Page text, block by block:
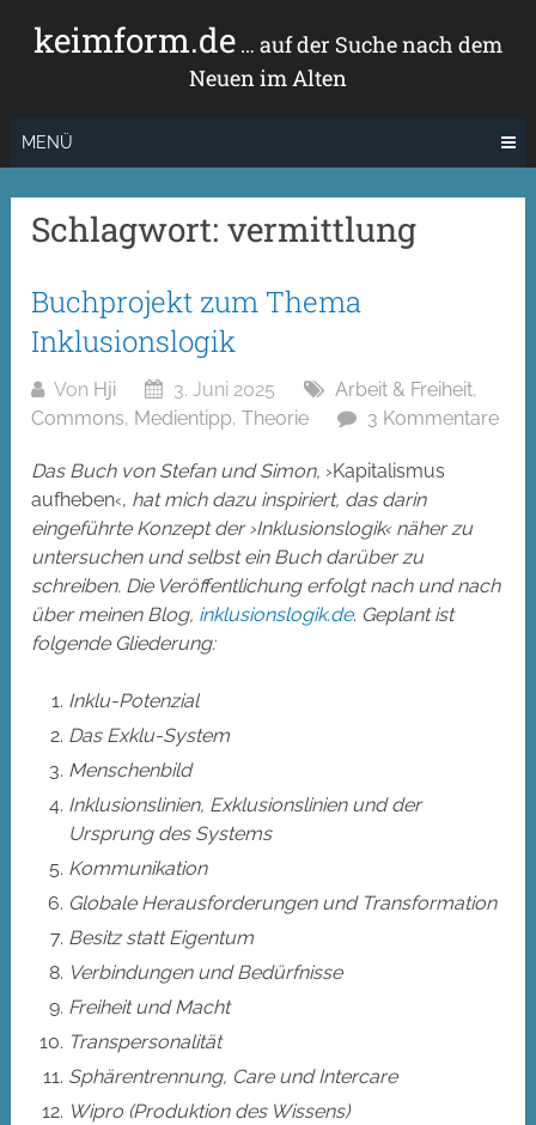
Inhaltkeimform.de… auf der Suche nach dem
Neuen im Alten
MENÜ
Schlagwort:vermittlung
Buchprojekt zum Thema
Inklusionslogik
Von Hji 3. Juni 2025 Arbeit & Freiheit,
Commons, Medientipp,Theorie 3 Kommentare
Das Buch von Stefan und Simon, ›Kapitalismus
aufheben‹, hat mich dazu inspiriert, das darin
eingeführte Konzept der ›Inklusionslogik‹ näher zu
untersuchen und selbst ein Buch darüber zu
schreiben. Die Veröffentlichung erfolgt nach und nach
über meinen Blog, inklusionslogik.de. Geplant ist
folgende Gliederung:
Inklu-Potenzial
Das Exklu-System
Menschenbild
Inklusionslinien, Exklusionslinien und der
Ursprung des Systems
Kommunikation
Globale Herausforderungen und Transformation
Besitz statt Eigentum
Verbindungen und Bedürfnisse
Freiheit und Macht
Transpersonalität
Sphärentrennung, Care und Intercare
Wipro (Produktion des Wissens)